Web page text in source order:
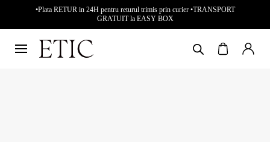
•Plata RETUR in 24H pentru returul trimis prin curier •TRANSPORT
GRATUIT la EASY BOX